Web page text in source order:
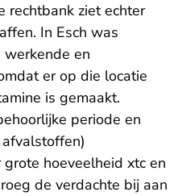
rechtbank ziet echter
In Esch was
en
er op die locatie
is gemaakt.
periode en
hoeveelheid xtc en
de verdachte bij aan